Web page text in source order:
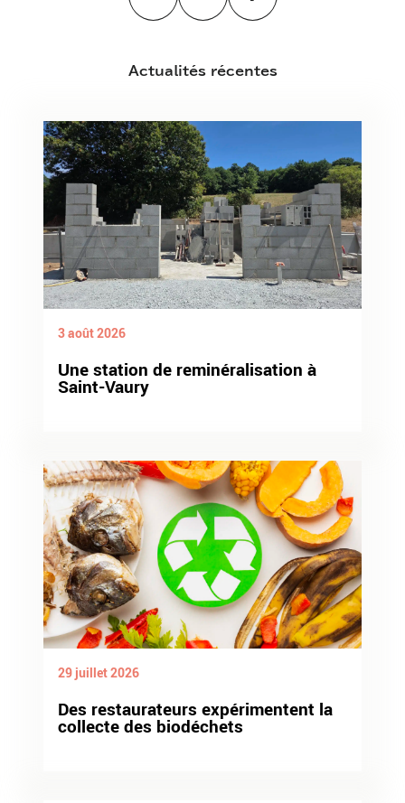
Actualités récentes
3 août 2026
Une station de reminéralisation à
Saint-Vaury
29 juillet 2026
Des restaurateurs expérimentent la
collecte des biodéchets